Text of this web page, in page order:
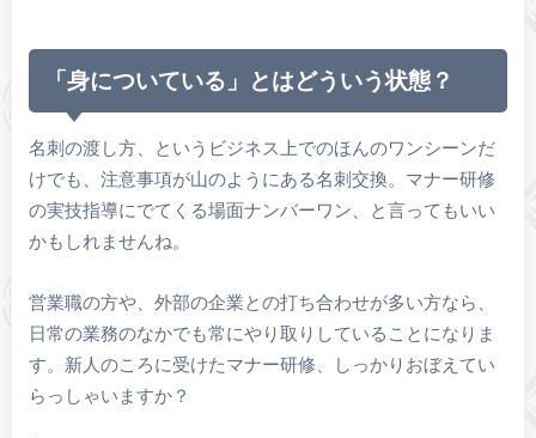
「身についている」とはどういう状態？
名刺の渡し方、というビジネス上でのほんのワンシーンだ
けでも、注意事項が山のようにある名刺交換。マナー研修
の実技指導にでてくる場面ナンバーワン、と言ってもいい
かもしれませんね。
営業職の方や、外部の企業との打ち合わせが多い方なら、
日常の業務のなかでも常にやり取りしていることになりま
す。新人のころに受けたマナー研修、しっかりおぼえてい
らっしゃいますか？